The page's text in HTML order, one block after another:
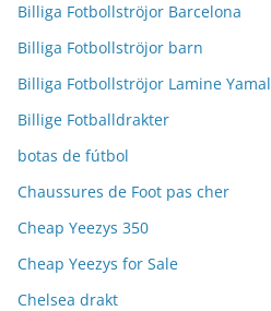
Billiga Fotbollströjor Barcelona
Billiga Fotbollströjor barn
Billiga Fotbollströjor Lamine Yamal
Billige Fotballdrakter
botas de fútbol
Chaussures de Foot pas cher
Cheap Yeezys 350
Cheap Yeezys for Sale
Chelsea drakt